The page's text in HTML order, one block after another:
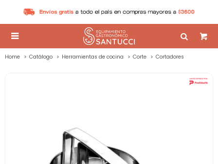

Home Catálogo Herramientas de cocina Corte Cortadores